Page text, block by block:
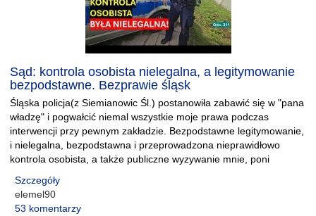
Sąd: kontrola osobista nielegalna, a legitymowanie
bezpodstawne. Bezprawie śląsk
Śląska policja(z Siemianowic Śl.) postanowiła zabawić się w "pana
władzę" i pogwałcić niemal wszystkie moje prawa podczas
interwencji przy pewnym zakładzie. Bezpodstawne legitymowanie,
i nielegalna, bezpodstawna i przeprowadzona nieprawidłowo
kontrola osobista, a także publiczne wyzywanie mnie, poni
Szczegóły
elemel90
53 komentarzy